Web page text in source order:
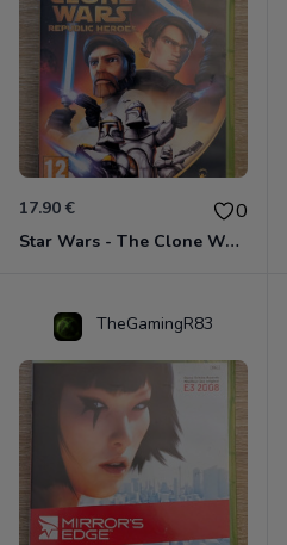
17.90 € 0
Star Wars - The Clone Wars - Les Héros De La République Xbox 360
TheGamingR83